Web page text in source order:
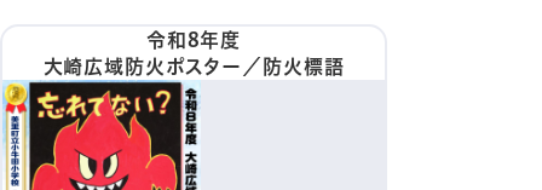
令和8年度
大崎広域防火ポスター／防火標語